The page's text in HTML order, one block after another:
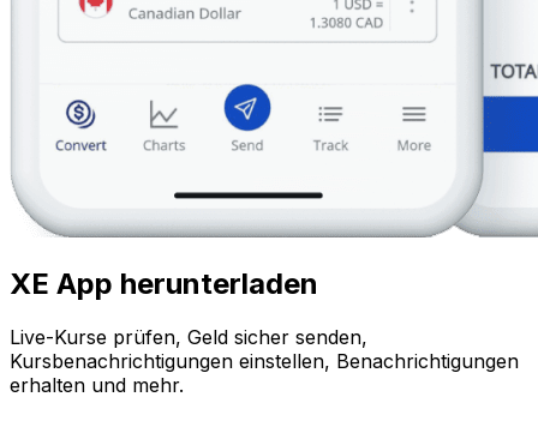
XE App herunterladen
Live-Kurse prüfen, Geld sicher senden,
Kursbenachrichtigungen einstellen, Benachrichtigungen
erhalten und mehr.